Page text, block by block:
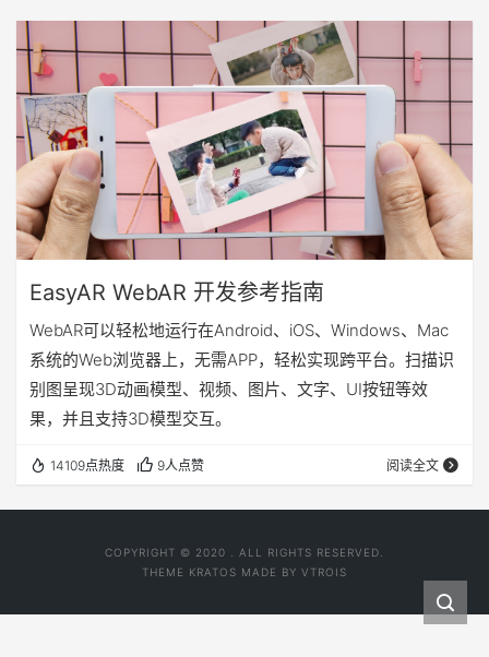
EasyAR WebAR 开发参考指南
WebAR可以轻松地运行在Android、iOS、Windows、Mac
系统的Web浏览器上，无需APP，轻松实现跨平台。扫描识
别图呈现3D动画模型、视频、图片、文字、UI按钮等效
果，并且支持3D模型交互。
14109点热度 9人点赞 阅读全文
COPYRIGHT © 2020 . ALL RIGHTS RESERVED.
THEME KRATOS MADE BY VTROIS